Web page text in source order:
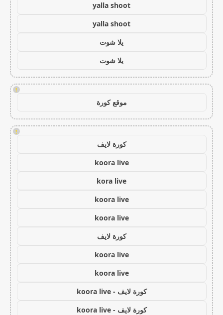
yalla shoot
yalla shoot
يلا شوت
يلا شوت
!
موقع كورة
!
كورة لايف
koora live
kora live
koora live
koora live
كورة لايف
koora live
koora live
كورة لايف - koora live
كورة لايف - koora live